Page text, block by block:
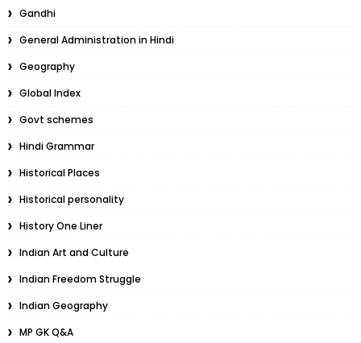
Gandhi
General Administration in Hindi
Geography
Global Index
Govt schemes
Hindi Grammar
Historical Places
Historical personality
History One Liner
Indian Art and Culture
Indian Freedom Struggle
Indian Geography
MP GK Q&A